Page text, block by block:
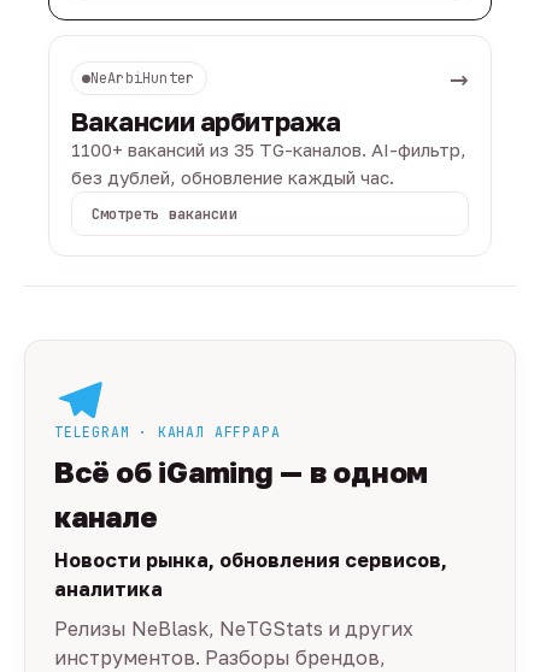
NeArbiHunter →
Вакансии арбитража
1100+ вакансий из 35 TG-каналов. AI-фильтр,
без дублей, обновление каждый час.
Смотреть вакансии
TELEGRAM · КАНАЛ AFFPAPA
Всё об iGaming — в одном
канале
Новости рынка, обновления сервисов,
аналитика
Релизы NeBlask, NeTGStats и других
инструментов. Разборы брендов,